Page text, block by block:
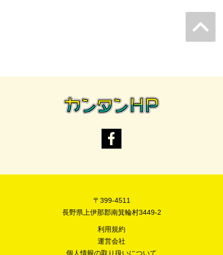
〒399-4511
長野県上伊那郡南箕輪村3449-2
利用規約
運営会社
個人情報の取り扱いについて